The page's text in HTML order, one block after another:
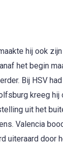
hij ook
het begin
Bij HSV
kreeg hij
uit het
Valencia
uiteraard door